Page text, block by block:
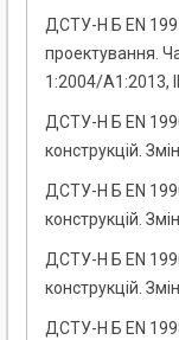
ДСТУ-Н Б EN
проектування.
1:2004/А1:2013,
ДСТУ-Н Б EN
конструкцій.
ДСТУ-Н Б EN
конструкцій.
ДСТУ-Н Б EN
конструкцій.
ДСТУ-Н Б EN